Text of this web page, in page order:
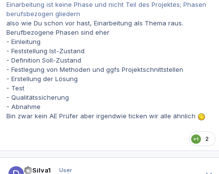
Einarbeitung ist keine Phase und nicht Teil des Projektes; Phasen
berufsbezogen gliedern
also wie Du schon vor hast, Einarbeitung als Thema raus.
Berufbezogene Phasen sind eher
- Einleitung
- Feststellung Ist-Zustand
- Definition Soll-Zustand
- Festlegung von Methoden und ggfs Projektschnittstellen
- Erstellung der Lösung
- Test
- Qualitätssicherung
- Abnahme
Bin zwar kein AE Prüfer aber irgendwie ticken wir alle ähnlich
2
DaSilva1 User